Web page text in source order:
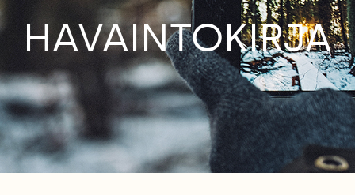
HAVAINTOKIRJA